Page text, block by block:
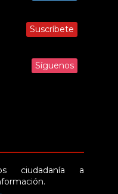
Suscríbete
Síguenos
ciudadanía a